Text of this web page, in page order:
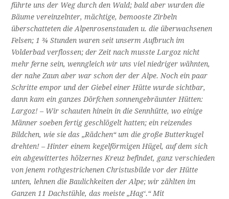
führte uns der Weg durch den Wald; bald aber wurden die
Bäume vereinzelnter, mächtige, bemooste Zirbeln
überschatteten die Alpenrosenstauden u. die überwachsenen
Felsen; 1 ¾ Stunden waren seit unserm Aufbruch im
Volderbad verflossen; der Zeit nach musste Largoz nicht
mehr ferne sein, wenngleich wir uns viel niedriger wähnten,
der nahe Zaun aber war schon der der Alpe. Noch ein paar
Schritte empor und der Giebel einer Hütte wurde sichtbar,
dann kam ein ganzes Dörfchen sonnengebräunter Hütten:
Largoz! – Wir schauten hinein in die Sennhütte, wo einige
Männer soeben fertig geschlögelt hatten; ein reizendes
Bildchen, wie sie das „Rädchen“ um die große Butterkugel
drehten! – Hinter einem kegelförmigen Hügel, auf dem sich
ein abgewittertes hölzernes Kreuz befindet, ganz verschieden
von jenem rothgestrichenen Christusbilde vor der Hütte
unten, lehnen die Baulichkeiten der Alpe; wir zählten im
Ganzen 11 Dachstühle, das meiste „Hag‘.“ Mit